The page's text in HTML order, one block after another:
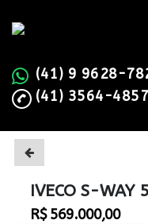
(41) 9 9628-
(41) 3564-4857
IVECO S-
R$ 569.000,00